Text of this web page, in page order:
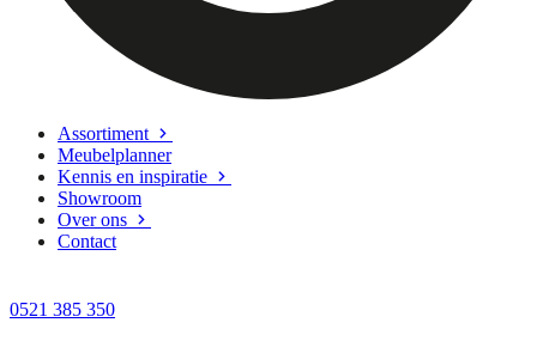
Assortiment
Meubelplanner
Kennis en inspiratie
Showroom
Over ons
Contact
0521 385 350